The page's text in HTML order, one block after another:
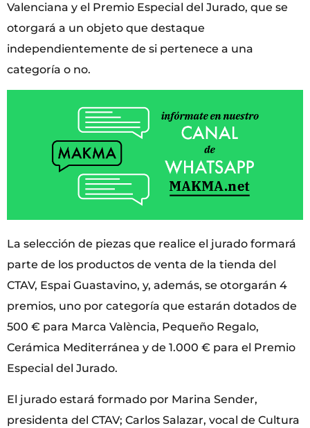
Valenciana y el Premio Especial del Jurado, que se
otorgará a un objeto que destaque
independientemente de si pertenece a una
categoría o no.
La selección de piezas que realice el jurado formará
parte de los productos de venta de la tienda del
CTAV, Espai Guastavino, y, además, se otorgarán 4
premios, uno por categoría que estarán dotados de
500 € para Marca València, Pequeño Regalo,
Cerámica Mediterránea y de 1.000 € para el Premio
Especial del Jurado.
El jurado estará formado por Marina Sender,
presidenta del CTAV; Carlos Salazar, vocal de Cultura